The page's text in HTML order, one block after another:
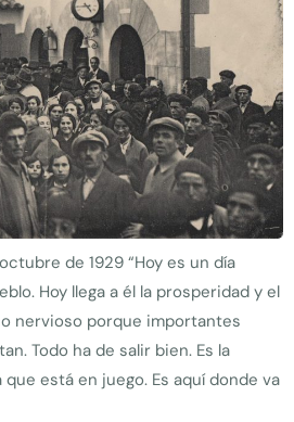
de 1929 “Hoy es un día
Hoy llega a él la prosperidad y el
nervioso porque importantes
Todo ha de salir bien. Es la
que está en juego. Es aquí donde va